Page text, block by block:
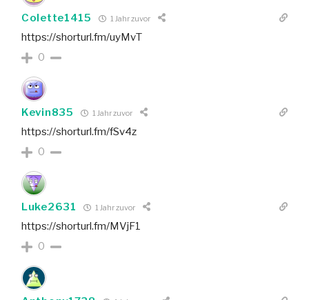
Colette1415 1 Jahr zuvor
https://shorturl.fm/uyMvT
0
Kevin835 1 Jahr zuvor
https://shorturl.fm/fSv4z
0
Luke2631 1 Jahr zuvor
https://shorturl.fm/MVjF1
0